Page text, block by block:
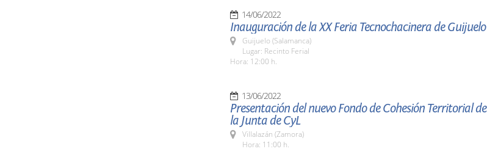
14/06/2022
Inauguración de la XX Feria Tecnochacinera de Guijuelo
Guijuelo (Salamanca)
Lugar: Recinto Ferial
Hora: 12:00 h.
13/06/2022
Presentación del nuevo Fondo de Cohesión Territorial de
la Junta de CyL
Villalazán (Zamora)
Hora: 11:00 h.